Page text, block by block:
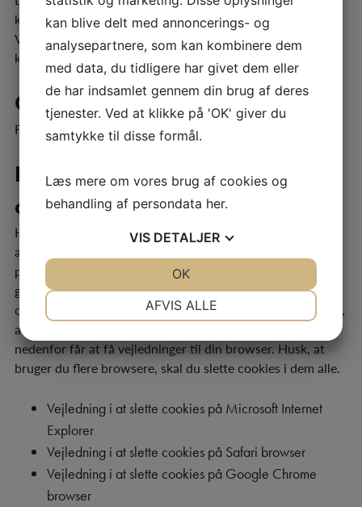
klik på funktioner, der navigerer til andre websites har
Varmekilden v/ Bent Thybo Andersen ikke ansvar for eller
kontrol over, hvilke cookies, der anvendes.
Cookies på varmekilden.dk
Findes ingen – listes almindelige cookies
Hvordan undgår eller sletter du
cookies
Hvis du ikke ønsker cookies fra varmekilden.dk kan du
altid blokere for alle cookies, slette eksisterende cookies
på din computer eller modtage en advarsel før, der
gemmes en cookie. Alle browsere tillader, at du sletter
cookies enkeltvis eller alle på en gang. Hvordan du gør det,
afhænger af, hvilken browser du anvender. Følg links
nedenfor får at få vejledninger til din browser. Husk, at
bruger du flere browsere, skal du slette cookies i dem alle.
Vejledning i at slette cookies på Microsoft Internet
Explorer
Vejledning i at slette cookies på Safari browser
Vejledning i at slette cookies på Google Chrome
browser
kan blive delt med annoncerings- og
analysepartnere, som kan kombinere dem
med data, du tidligere har givet dem eller
de har indsamlet gennem din brug af deres
tjenester. Ved at klikke på 'OK' giver du
samtykke til disse formål.
Læs mere om vores brug af cookies og
behandling af persondata her.
VIS DETALJER
MARKETING STATISTIK
AFVIS ALLE
OK